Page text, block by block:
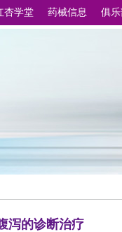
杏学堂 药械信息 俱
泻的诊断治疗